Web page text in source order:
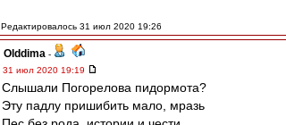
Редактировалось 31 июл 2020 19:26
Olddima -
31 июл 2020 19:19
Слышали Погорелова пидормота?
Эту падлу пришибить мало, мразь